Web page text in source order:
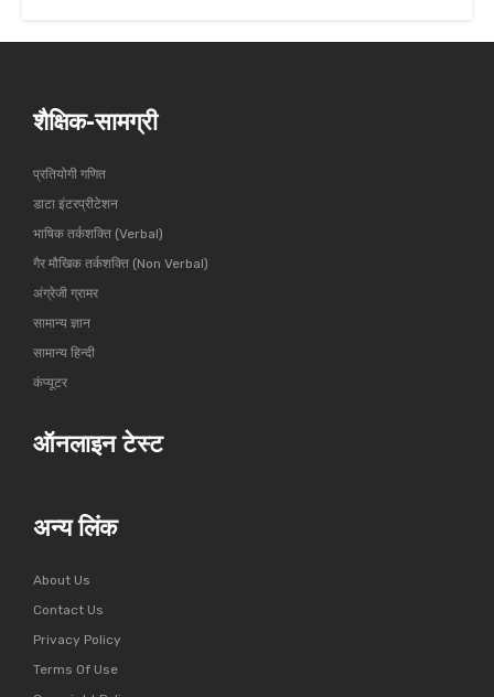
शैक्षिक-सामग्री
प्रतियोगी गणित
डाटा इंटरप्रीटेशन
भाषिक तर्कशक्ति (Verbal)
गैर मौखिक तर्कशक्ति (Non Verbal)
अंग्रेजी ग्रामर
सामान्य ज्ञान
सामान्य हिन्दी
कंप्यूटर
ऑनलाइन टेस्ट
अन्य लिंक
About Us
Contact Us
Privacy Policy
Terms Of Use